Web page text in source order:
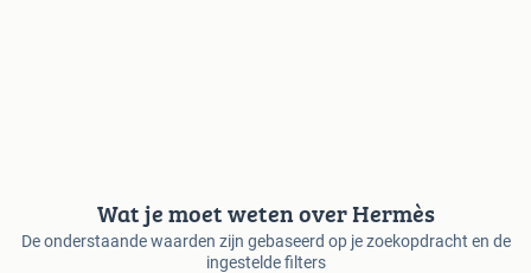
Wat je moet weten over Hermès
De onderstaande waarden zijn gebaseerd op je zoekopdracht en de
ingestelde filters